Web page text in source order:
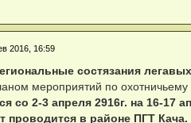
2016, 16:59
состязания
мероприятий по
со 2-3 апреля 2916г. на 16-17
проводится в районе ПГТ Кача.